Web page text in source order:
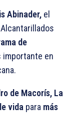
Abinader, el
de
importante en
de Macorís, La
vida para más